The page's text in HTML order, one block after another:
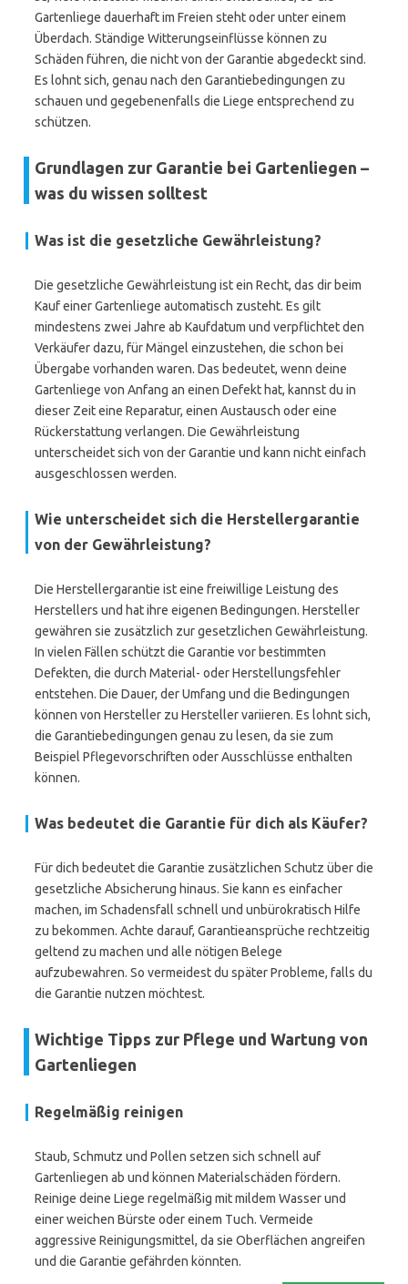
Gartenliege dauerhaft im Freien steht oder unter einem
Überdach. Ständige Witterungseinflüsse können zu
Schäden führen, die nicht von der Garantie abgedeckt sind.
Es lohnt sich, genau nach den Garantiebedingungen zu
schauen und gegebenenfalls die Liege entsprechend zu
schützen.
Grundlagen zur Garantie bei Gartenliegen –
was du wissen solltest
Was ist die gesetzliche Gewährleistung?
Die gesetzliche Gewährleistung ist ein Recht, das dir beim
Kauf einer Gartenliege automatisch zusteht. Es gilt
mindestens zwei Jahre ab Kaufdatum und verpflichtet den
Verkäufer dazu, für Mängel einzustehen, die schon bei
Übergabe vorhanden waren. Das bedeutet, wenn deine
Gartenliege von Anfang an einen Defekt hat, kannst du in
dieser Zeit eine Reparatur, einen Austausch oder eine
Rückerstattung verlangen. Die Gewährleistung
unterscheidet sich von der Garantie und kann nicht einfach
ausgeschlossen werden.
Wie unterscheidet sich die Herstellergarantie
von der Gewährleistung?
Die Herstellergarantie ist eine freiwillige Leistung des
Herstellers und hat ihre eigenen Bedingungen. Hersteller
gewähren sie zusätzlich zur gesetzlichen Gewährleistung.
In vielen Fällen schützt die Garantie vor bestimmten
Defekten, die durch Material- oder Herstellungsfehler
entstehen. Die Dauer, der Umfang und die Bedingungen
können von Hersteller zu Hersteller variieren. Es lohnt sich,
die Garantiebedingungen genau zu lesen, da sie zum
Beispiel Pflegevorschriften oder Ausschlüsse enthalten
können.
Was bedeutet die Garantie für dich als Käufer?
Für dich bedeutet die Garantie zusätzlichen Schutz über die
gesetzliche Absicherung hinaus. Sie kann es einfacher
machen, im Schadensfall schnell und unbürokratisch Hilfe
zu bekommen. Achte darauf, Garantieansprüche rechtzeitig
geltend zu machen und alle nötigen Belege
aufzubewahren. So vermeidest du später Probleme, falls du
die Garantie nutzen möchtest.
Wichtige Tipps zur Pflege und Wartung von
Gartenliegen
Regelmäßig reinigen
Staub, Schmutz und Pollen setzen sich schnell auf
Gartenliegen ab und können Materialschäden fördern.
Reinige deine Liege regelmäßig mit mildem Wasser und
einer weichen Bürste oder einem Tuch. Vermeide
aggressive Reinigungsmittel, da sie Oberflächen angreifen
und die Garantie gefährden könnten.